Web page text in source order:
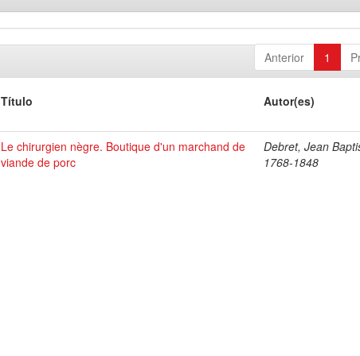
Anterior 1
Título Autor(es)
Le chirurgien nègre. Boutique d'un marchand de
viande de porc
Debret, Jean
1768-1848